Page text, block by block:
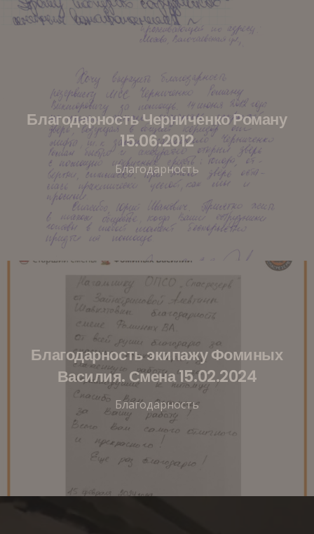
Благодарность Черниченко Роману
15.06.2012
Благодарность
Благодарность экипажу Фоминых
Василия. Смена 15.02.2024
Благодарность